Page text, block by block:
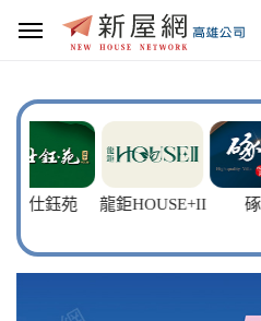
龍鉅HOUSE+II 硺悦